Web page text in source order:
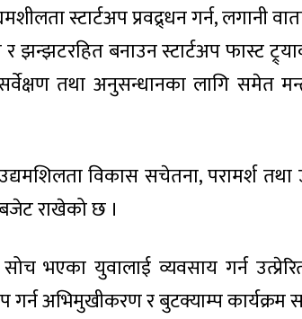
स्टार्टअप प्रवद्र्धन गर्न, लगानी
र झन्झटरहित बनाउन स्टार्टअप फास्ट
तथा अनुसन्धानका लागि समेत
उद्यमशिलता विकास सचेतना, परामर्श
राखेको छ ।
भएका युवालाई व्यवसाय गर्न
गर्न अभिमुखीकरण र बुटक्याम्प